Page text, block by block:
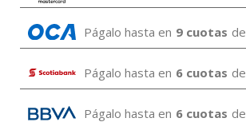
Págalo hasta en 9 cuotas de
Págalo hasta en 6 cuotas de
Págalo hasta en 6 cuotas de